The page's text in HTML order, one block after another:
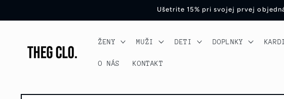
Ušetrite 15% pri svojej prvej
ŽENY MUŽI DETI DOPLNKY
O NÁS KONTAKT
Preskočiť